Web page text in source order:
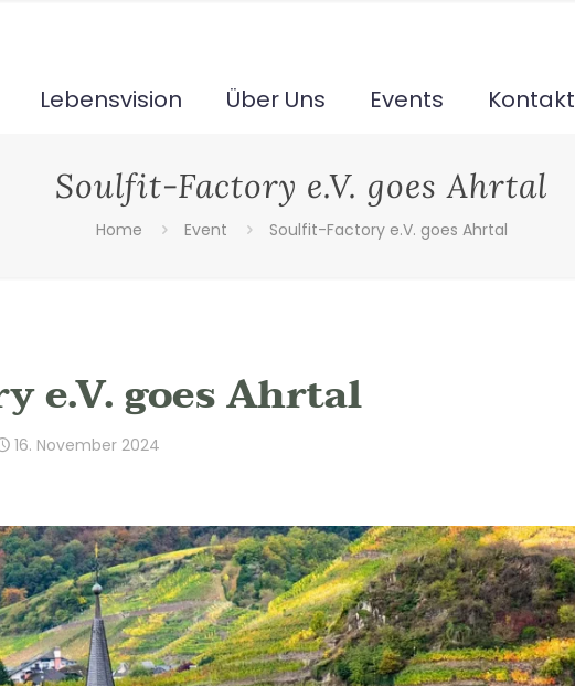
Lebensvision Über Uns Events Kontakt
Soulfit-Factory e.V. goes Ahrtal
Home Event Soulfit-Factory e.V. goes Ahrtal
e.V. goes Ahrtal
16. November 2024